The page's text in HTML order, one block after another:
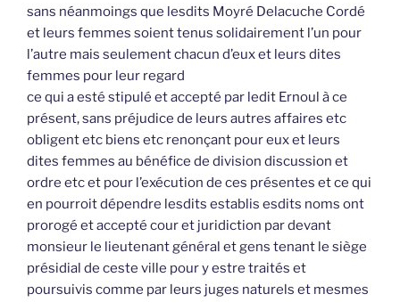
sans néanmoings que lesdits Moyré Delacuche Cordé
et leurs femmes soient tenus solidairement l’un pour
l’autre mais seulement chacun d’eux et leurs dites
femmes pour leur regard
ce qui a esté stipulé et accepté par ledit Ernoul à ce
présent, sans préjudice de leurs autres affaires etc
obligent etc biens etc renonçant pour eux et leurs
dites femmes au bénéfice de division discussion et
ordre etc et pour l’exécution de ces présentes et ce qui
en pourroit dépendre lesdits establis esdits noms ont
prorogé et accepté cour et juridiction par devant
monsieur le lieutenant général et gens tenant le siège
présidial de ceste ville pour y estre traités et
poursuivis comme par leurs juges naturels et mesmes